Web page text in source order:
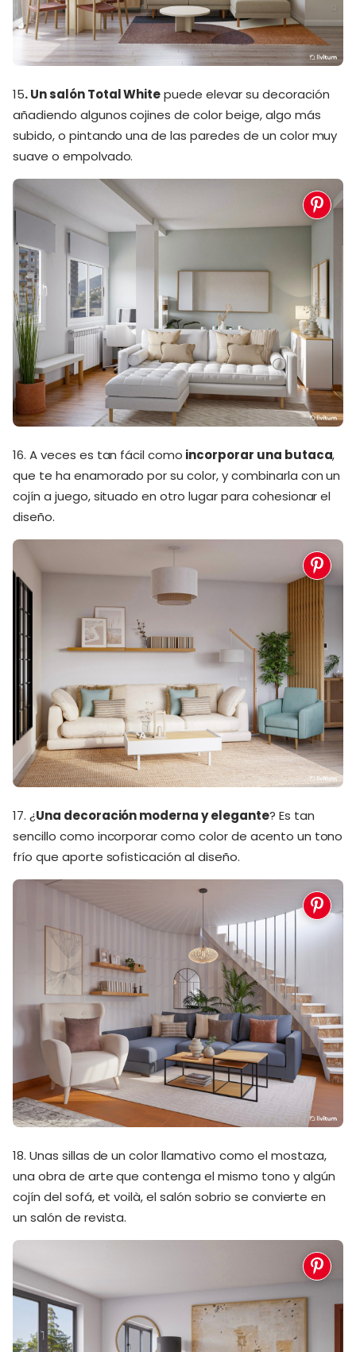
15. Un salón Total Whitepuede elevar su decoración
añadiendo algunos cojines de color beige, algo más
subido, o pintando una de las paredes de un color muy
suave o empolvado.
16. A veces es tan fácil como incorporar una butaca,
que te ha enamorado por su color, y combinarla con un
cojín a juego, situado en otro lugar para cohesionar el
diseño.
17. ¿Una decoración moderna y elegante? Es tan
sencillo como incorporar como color de acento un tono
frío que aporte sofisticación al diseño.
18. Unas sillas de un color llamativo como el mostaza,
una obra de arte que contenga el mismo tono y algún
cojín del sofá, et voilà, el salón sobrio se convierte en
un salón de revista.